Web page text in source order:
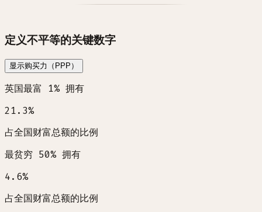
定义不平等的关键数字
显示购买力（PPP）
英国最富 1% 拥有
21.3%
占全国财富总额的比例
最贫穷 50% 拥有
4.6%
占全国财富总额的比例